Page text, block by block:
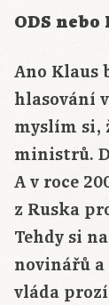
ODS nebo
Ano Klaus
hlasování
myslím si,
ministrů.
A v roce
z Ruska
Tehdy si
novinářů
vláda